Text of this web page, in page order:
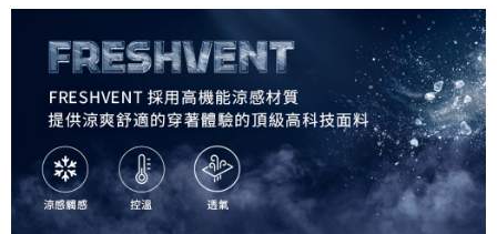
每筆NT$60，滿NT$990(含以上)免運費
每筆NT$80，滿NT$990(含以上)免運費